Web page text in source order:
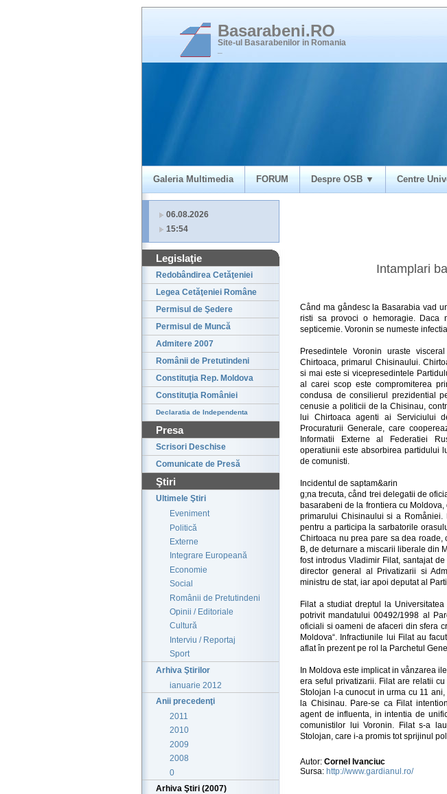
Basarabeni.RO
Site-ul Basarabenilor in Romania
Galeria Multimedia FORUM Despre OSB ▼ Centre
06.08.2026
15:54
Legislaţie
Redobândirea Cetăţeniei
Legea Cetăţeniei Române
Permisul de Şedere
Permisul de Muncă
Admitere 2007
Românii de Pretutindeni
Constituţia Rep. Moldova
Constituţia României
Declaratia de Independenta
Presa
Scrisori Deschise
Comunicate de Presă
Ştiri
Ultimele Ştiri
Eveniment
Politică
Externe
Integrare Europeană
Economie
Social
Românii de Pretutindeni
Opinii / Editoriale
Cultură
Interviu / Reportaj
Sport
Arhiva Ştirilor
ianuarie 2012
Anii precedenţi
2011
2010
2009
2008
0
Arhiva Ştiri (2007)
Intamplari
Cånd ma gåndesc la Basarabia vad
risti sa provoci o hemoragie. Daca
septicemie. Voronin se numeste
Presedintele Voronin uraste
Chirtoaca, primarul Chisinaului.
si mai este si vicepresedintele
al carei scop este compromiterea
condusa de consilierul prezidential
cenusie a politicii de la Chisinau,
lui Chirtoaca agenti ai Serviciului
Procuraturii Generale, care
Informatii Externe al Federatiei
operatiunii este absorbirea partidului
de comunisti.
Incidentul de saptam&arin
g;na trecuta, cånd trei delegatii de
basarabeni de la frontiera cu
primarului Chisinaului si a
pentru a participa la sarbatorile
Chirtoaca nu prea pare sa dea roade,
B, de deturnare a miscarii liberale din
fost introdus Vladimir Filat, santajat
director general al Privatizarii si
ministru de stat, iar apoi deputat al
Filat a studiat dreptul la Universitatea
potrivit mandatului 00492/1998 al
oficiali si oameni de afaceri din sfera
Moldova“. Infractiunile lui Filat au
aflat în prezent pe rol la Parchetul
In Moldova este implicat in vånzarea
era seful privatizarii. Filat are relatii
Stolojan l-a cunocut in urma cu 11
la Chisinau. Pare-se ca Filat
agent de influenta, in intentia de
comunistilor lui Voronin. Filat s-a
Stolojan, care i-a promis tot sprijinul
Autor: Cornel Ivanciuc
Sursa: http://www.gardianul.ro/